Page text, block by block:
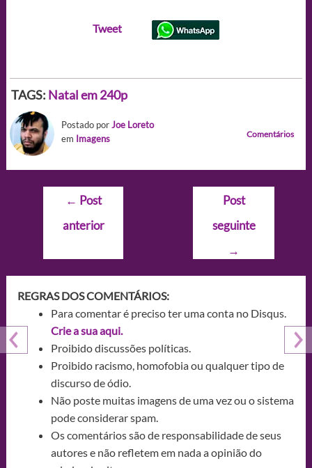
Tweet
TAGS: Natal em 240p
Postado porJoe Loreto
em Imagens Comentários
Navegação
Post
← Post
anterior
Post
seguinte
→
REGRAS DOS COMENTÁRIOS:
Para comentar é preciso ter uma conta no Disqus.
Crie a sua aqui.
Proibido discussões políticas.
Proibido racismo, homofobia ou qualquer tipo de
discurso de ódio.
Não poste muitas imagens de uma vez ou o sistema
pode considerar spam.
Os comentários são de responsabilidade de seus
autores e não refletem em nada a opinião do